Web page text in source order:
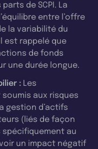
de SCPI. La
entre l’offre
la variabilité du
est rappelé que
de fonds
une durée longue.
: Les
aux risques
gestion d’actifs
(liés de façon
spécifiquement au
un impact négatif